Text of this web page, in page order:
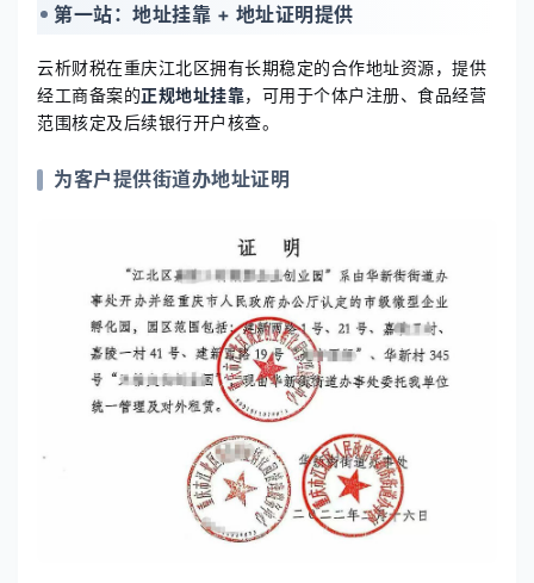
第一站：地址挂靠 + 地址证明提供
云析财税在重庆江北区拥有长期稳定的合作地址资源，提供
经工商备案的正规地址挂靠，可用于个体户注册、食品经营
范围核定及后续银行开户核查。
为客户提供街道办地址证明